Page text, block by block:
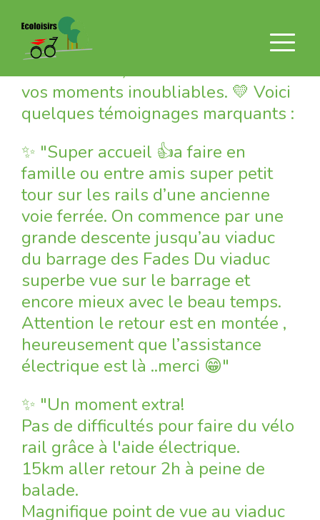
Merci pour cette saison incroyable !
🙏 Vous avez partagé avec nous vos
éclats de rire, vos découvertes et
vos moments inoubliables. 💛 Voici
quelques témoignages marquants :
✨ "Super accueil 👍a faire en
famille ou entre amis super petit
tour sur les rails d’une ancienne
voie ferrée. On commence par une
grande descente jusqu’au viaduc
du barrage des Fades Du viaduc
superbe vue sur le barrage et
encore mieux avec le beau temps.
Attention le retour est en montée ,
heureusement que l’assistance
électrique est là ..merci 😁"
✨ "Un moment extra!
Pas de difficultés pour faire du vélo
rail grâce à l'aide électrique.
15km aller retour 2h à peine de
balade.
Magnifique point de vue au viaduc